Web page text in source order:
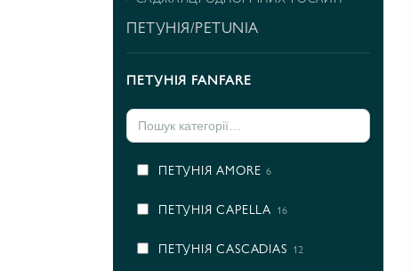
ПЕТУНІЯ/PETUNIA
ПЕТУНІЯ FANFARE
ПЕТУНІЯ AMORE 6
ПЕТУНІЯ CAPELLA 16
ПЕТУНІЯ CASCADIAS 12